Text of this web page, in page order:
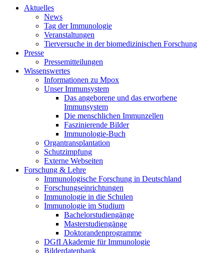
Aktuelles
News
Tag der Immunologie
Veranstaltungen
Tierversuche in der biomedizinischen Forschung
Presse
Pressemitteilungen
Wissenswertes
Informationen zu Mpox
Unser Immunsystem
Das angeborene und das erworbene
Immunsystem
Die menschlichen Immunzellen
Faszinierende Bilder
Immunologie-Buch
Organtransplantation
Schutzimpfung
Externe Webseiten
Forschung & Lehre
Immunologische Forschung in Deutschland
Forschungseinrichtungen
Immunologie in die Schulen
Immunologie im Studium
Bachelorstudiengänge
Masterstudiengänge
Doktorandenprogramme
DGfI Akademie für Immunologie
Bilderdatenbank